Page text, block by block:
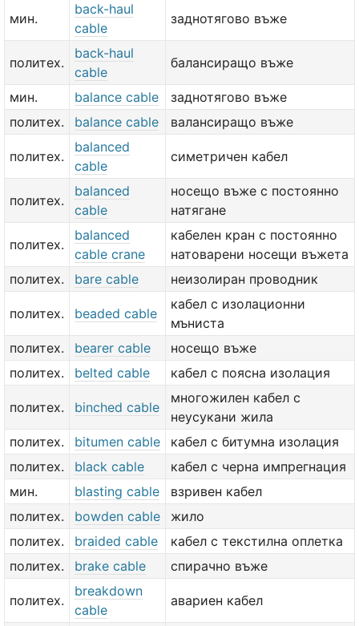
мин.
back-haul
cable
заднотягово въже
политех.
back-haul
cable
балансиращо въже
мин. balance cable
заднотягово въже
политех.
balance cable валансиращо въже
политех.
balanced
cable
симетричен кабел
политех.
balanced
cable
носещо въже с постоянно
натягане
политех.
balanced
cable crane
кабелен кран с постоянно
натоварени носещи въжета
политех.
bare cable неизолиран проводник
политех. beaded cable
кабел с изолационни
мъниста
политех.
bearer cable
носещо въже
политех.
belted cable кабел с поясна изолация
политех. binched cable
многожилен кабел с
неусукани жила
политех.
bitumen cable
кабел с битумна изолация
политех.
black cable
кабел с черна импрегнация
мин.
blasting cable
взривен кабел
политех.
bowden cable
жило
политех.
braided cable
кабел с текстилна оплетка
политех.
brake cable спирачно въже
политех.
breakdown
cable
авариен кабел